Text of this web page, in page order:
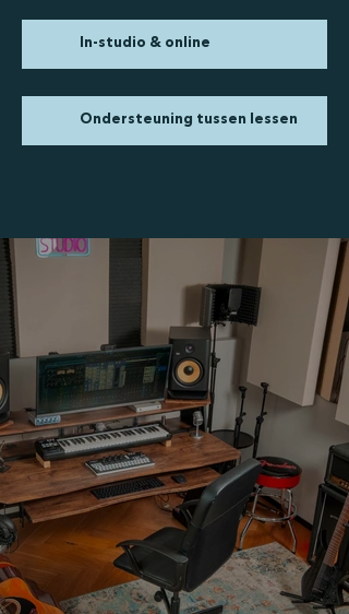
In-studio & online
Ondersteuning tussen lessen